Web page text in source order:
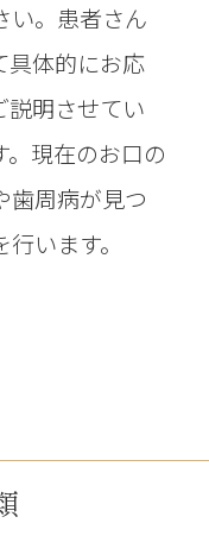
い。患者さん
具体的にお応
説明させてい
現在のお口の
歯周病が見つ
います。